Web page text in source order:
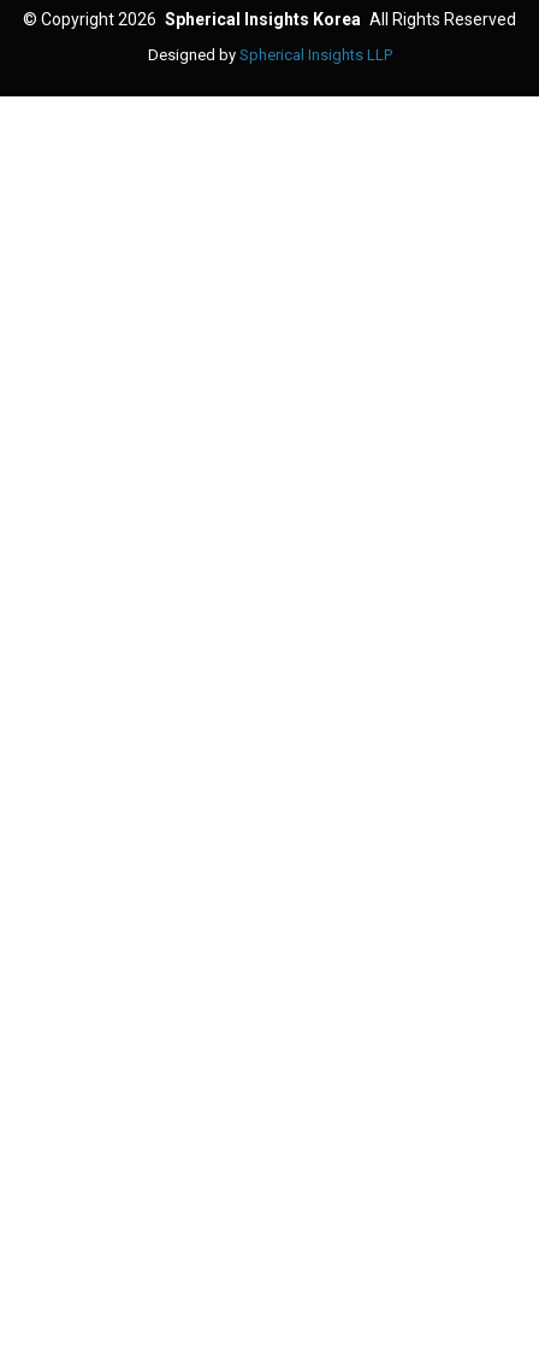
© Copyright 2026 Spherical Insights Korea All Rights Reserved
Designed by Spherical Insights LLP